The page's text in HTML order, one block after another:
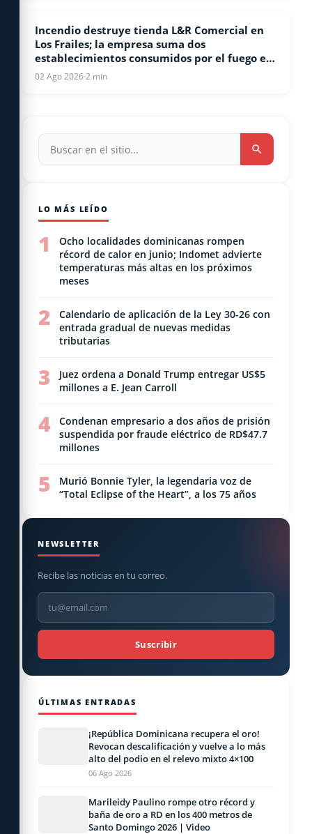
NACIONALES
Incendio destruye tienda L&R Comercial en
Los Frailes; la empresa suma dos
establecimientos consumidos por el fuego en
60 días
02 Ago 2026·2 min
LO MÁS LEÍDO
1
Ocho localidades dominicanas rompen
récord de calor en junio; Indomet advierte
temperaturas más altas en los próximos
meses
2
Calendario de aplicación de la Ley 30-26 con
entrada gradual de nuevas medidas
tributarias
3
Juez ordena a Donald Trump entregar US$5
millones a E. Jean Carroll
4
Condenan empresario a dos años de prisión
suspendida por fraude eléctrico de RD$47.7
millones
5
Murió Bonnie Tyler, la legendaria voz de
“Total Eclipse of the Heart”, a los 75 años
NEWSLETTER
Recibe las noticias en tu correo.
Suscribir
ÚLTIMAS ENTRADAS
¡República Dominicana recupera el oro!
Revocan descalificación y vuelve a lo más
alto del podio en el relevo mixto 4×100
06 Ago 2026
Marileidy Paulino rompe otro récord y
baña de oro a RD en los 400 metros de
Santo Domingo 2026 | Video